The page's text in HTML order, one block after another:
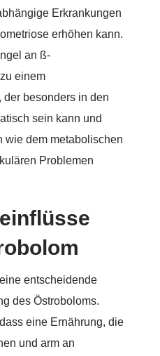
Erkrankungen
erhöhen kann.
an ß-
einem
der besonders in den
sein kann und
wie dem metabolischen
Problemen
entscheidende
des Östroboloms.
eine Ernährung, die
und arm an